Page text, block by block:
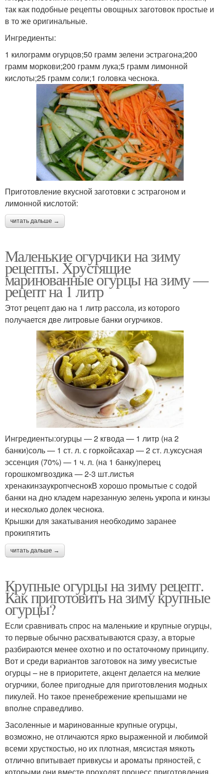
так как подобные рецепты овощных заготовок простые и
в то же оригинальные.
Ингредиенты:
1 килограмм огурцов;50 грамм зелени эстрагона;200
грамм моркови;200 грамм лука;5 грамм лимонной
кислоты;25 грамм соли;1 головка чеснока.
Приготовление вкусной заготовки с эстрагоном и
лимонной кислотой:
читать дальше →
Маленькие огурчики на зиму
рецепты. Хрустящие
маринованные огурцы на зиму —
рецепт на 1 литр
Этот рецепт даю на 1 литр рассола, из которого
получается две литровые банки огурчиков.
Ингредиенты:огурцы — 2 кгвода — 1 литр (на 2
банки)соль — 1 ст. л. с горкойсахар — 2 ст. л.уксусная
эссенция (70%) — 1 ч. л. (на 1 банку)перец
горошкомгвоздика — 2-3 шт.листья
хренакинзаукропчеснокВ хорошо промытые с содой
банки на дно кладем нарезанную зелень укропа и кинзы
и несколько долек чеснока.
Крышки для закатывания необходимо заранее
прокипятить
читать дальше →
Крупные огурцы на зиму рецепт.
Как приготовить на зиму крупные
огурцы?
Если сравнивать спрос на маленькие и крупные огурцы,
то первые обычно расхватываются сразу, а вторые
разбираются менее охотно и по остаточному принципу.
Вот и среди вариантов заготовок на зиму увесистые
огурцы – не в приоритете, акцент делается на мелкие
огурчики, более пригодные для приготовления модных
пикулей. Но такое пренебрежение крепышами не
вполне справедливо.
Засоленные и маринованные крупные огурцы,
возможно, не отличаются ярко выраженной и любимой
всеми хрусткостью, но их плотная, мясистая мякоть
отлично впитывает привкусы и ароматы пряностей, с